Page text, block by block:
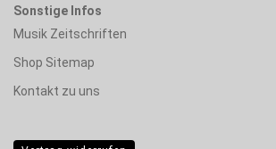
Sonstige Infos
Musik Zeitschriften
Shop Sitemap
Kontakt zu uns